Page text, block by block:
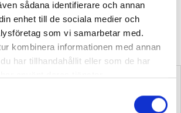
sådana identifierare och annan
enhet till de sociala medier och
som vi samarbetar med.
kombinera informationen med annan
har tillhandahållit eller som de har
oroar sig över sin egen hörsel –